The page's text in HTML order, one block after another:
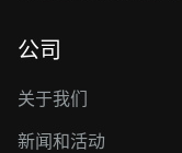
公司
关于我们
新闻和活动